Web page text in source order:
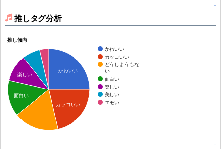
↑
推しタグ分析
推し傾向
かわいい
カッコいい
どうしようもな
い
面白い
楽しい
美しい
エモい
かわいい
カッコいい
楽しい
面白い
↑